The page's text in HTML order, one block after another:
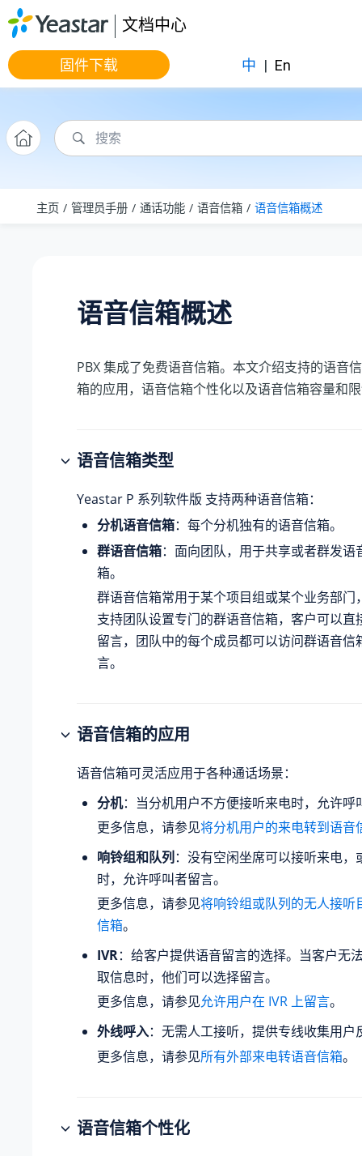
跳转到主要内容
文档中心
固件下载 中 | En
主页 管理员手册 通话功能 语音信箱 语音信箱概述
语音信箱概述
PBX 集成了免费语音信箱。本文介绍支持的语音
箱的应用，语音信箱个性化以及语音信箱容量和
语音信箱类型
Yeastar P 系列软件版 支持两种语音信箱：
分机语音信箱：每个分机独有的语音信箱。
群语音信箱：面向团队，用于共享或者群发语
箱。
群语音信箱常用于某个项目组或某个业务部门
支持团队设置专门的群语音信箱，客户可以直
留言，团队中的每个成员都可以访问群语音信
言。
语音信箱的应用
语音信箱可灵活应用于各种通话场景：
分机：当分机用户不方便接听来电时，允许呼
更多信息，请参见将分机用户的来电转到语音
响铃组和队列 ：没有空闲坐席可以接听来电，
时，允许呼叫者留言。
更多信息，请参见将响铃组或队列的无人接听
信箱。
IVR：给客户提供语音留言的选择。当客户无
取信息时，他们可以选择留言。
更多信息，请参见允许用户在 IVR 上留言。
外线呼入：无需人工接听，提供专线收集用户
更多信息，请参见所有外部来电转语音信箱。
语音信箱个性化